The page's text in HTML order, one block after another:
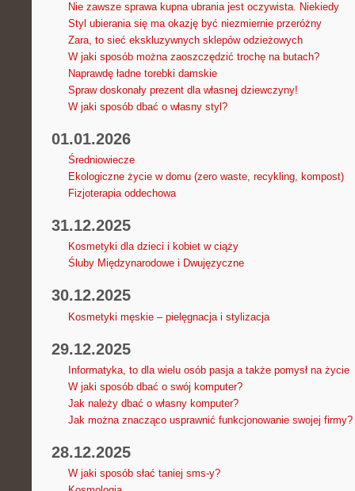
Nie zawsze sprawa kupna ubrania jest oczywista. Niekiedy
Styl ubierania się ma okazję być niezmiernie przeróżny
Zara, to sieć ekskluzywnych sklepów odzieżowych
W jaki sposób można zaoszczędzić trochę na butach?
Naprawdę ładne torebki damskie
Spraw doskonały prezent dla własnej dziewczyny!
W jaki sposób dbać o własny styl?
01.01.2026
Średniowiecze
Ekologiczne życie w domu (zero waste, recykling, kompost)
Fizjoterapia oddechowa
31.12.2025
Kosmetyki dla dzieci i kobiet w ciąży
Śluby Międzynarodowe i Dwujęzyczne
30.12.2025
Kosmetyki męskie – pielęgnacja i stylizacja
29.12.2025
Informatyka, to dla wielu osób pasja a także pomysł na życie
W jaki sposób dbać o swój komputer?
Jak należy dbać o własny komputer?
Jak można znacząco usprawnić funkcjonowanie swojej firmy?
28.12.2025
W jaki sposób słać taniej sms-y?